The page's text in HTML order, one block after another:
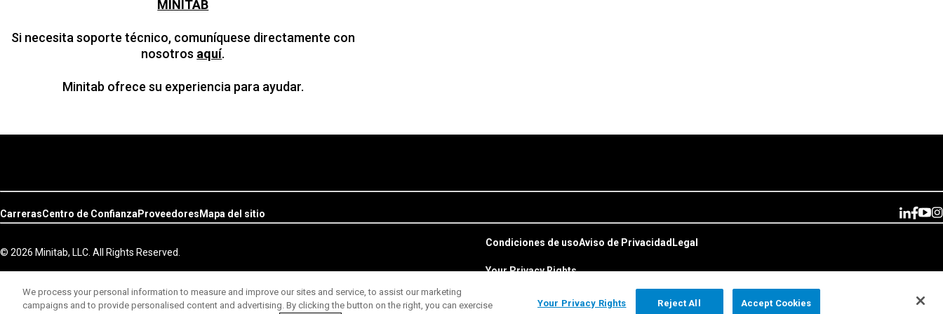
MINITAB
Si necesita soporte técnico, comuníquese directamente con
nosotros aquí.
Minitab ofrece su experiencia para ayudar.
CarrerasCentro de ConfianzaProveedoresMapa del sitio
© 2026 Minitab, LLC. All Rights Reserved.
Condiciones de usoAviso de Privacidad Legal
Your Privacy Rights
We process your personal information to measure and improve our sites and service, to assist our marketing
campaigns and to provide personalised content and advertising. By clicking the button on the right, you can exercise
Your Privacy Rights Reject All Accept Cookies